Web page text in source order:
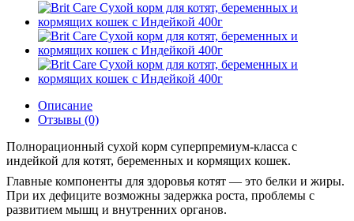
Описание
Отзывы (0)
Полнорационный сухой корм суперпремиум-класса с
индейкой для котят, беременных и кормящих кошек.
Главные компоненты для здоровья котят — это белки и жиры.
При их дефиците возможны задержка роста, проблемы с
развитием мышц и внутренних органов.